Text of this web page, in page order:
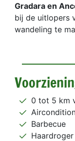
Gradara en
bij de uitlopers
wandeling te
0 tot 5 km
Barbecue
Haardroger